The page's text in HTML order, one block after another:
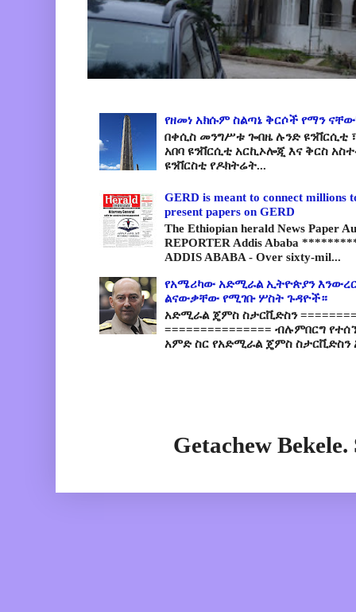
የዘመነ አክሱም ስልጣኔ ቅርሶች የማን
በቀሲስ መንግሥቱ ጐበዜ ሉንድ ዩንቨርሲቲ
አበባ ዩንቨርሲቲ አርኪኦሎጂ እና ቅርስ
ዩንቨርስቲ የዶክትሬት...
GERD is meant to connect millions
present papers on GERD
The Ethiopian herald News Paper
REPORTER Addis Ababa
ADDIS ABABA - Over sixty-mil...
የአሜሪካው አድሚራል ኢትዮጵያን
ልናውቃቸው የሚገቡ ሦስት ጉዳዮች።
አድሚራል ጄምስ ስታርቪድስን
=============== ብሉምበርግ
አምድ ስር የአድሚራል ጄምስ ስታርቪድስን
Getachew